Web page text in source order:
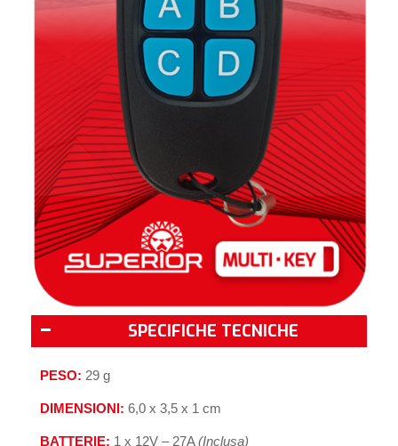
SPECIFICHE TECNICHE
PESO: 29 g
DIMENSIONI: 6,0 x 3,5 x 1 cm
BATTERIE: 1 x 12V – 27A(Inclusa)